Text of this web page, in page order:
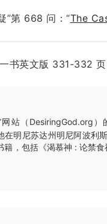
”第 668 问： “The
书英文版 331-332
网站（DesiringGod.org
在明尼苏达州明尼阿波
，包括《渴慕神 : 论禁